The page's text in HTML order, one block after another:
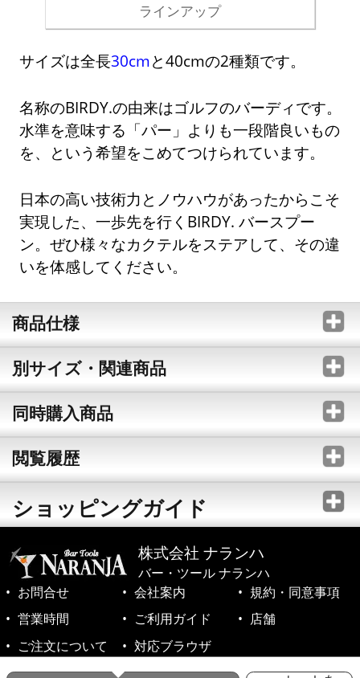
ラインアップ
サイズは全長30cmと40cmの2種類です。
名称のBIRDY.の由来はゴルフのバーディです。
水準を意味する「パー」よりも一段階良いもの
を、という希望をこめてつけられています。
日本の高い技術力とノウハウがあったからこそ
実現した、一歩先を行くBIRDY. バースプー
ン。ぜひ様々なカクテルをステアして、その違
いを体感してください。
商品仕様
別サイズ・関連商品
同時購入商品
閲覧履歴
ショッピングガイド
株式会社 ナランハ
バー・ツール ナランハ
お問合せ
会社案内
規約・同意事項
営業時間
ご利用ガイド
店舗
ご注文について
対応ブラウザ
©1999-2026 NARANJA Inc. All Rights Reserved.